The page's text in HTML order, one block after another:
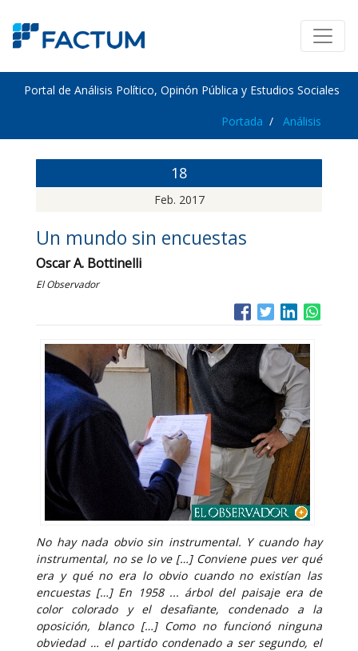
Portal de Análisis Político, Opinón Pública y Estudios Sociales
Portada Análisis
18
Feb. 2017
Un mundo sin encuestas
Oscar A. Bottinelli
El Observador
No hay nada obvio sin instrumental. Y cuando hay
instrumental, no se lo ve […] Conviene pues ver qué
era y qué no era lo obvio cuando no existían las
encuestas […] En 1958 ... árbol del paisaje era de
color colorado y el desafiante, condenado a la
oposición, blanco […] Como no funcionó ninguna
obviedad … el partido condenado a ser segundo, el